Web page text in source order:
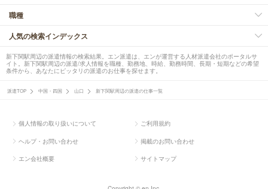
職種
人気の検索インデックス
新下関駅周辺の派遣情報の検索結果。エン派遣は、エンが運営する人材派遣会社のポータルサ
イト。新下関駅周辺の派遣/求人情報を職種、勤務地、時給、勤務時間、長期・短期などの希望
条件から、あなたにピッタリの派遣のお仕事を探せます。
派遣TOP 中国・四国 山口 新下関駅周辺の派遣の仕事一覧
個人情報の取り扱いについて ご利用規約
ヘルプ・お問い合わせ 掲載のお問い合わせ
エン会社概要 サイトマップ